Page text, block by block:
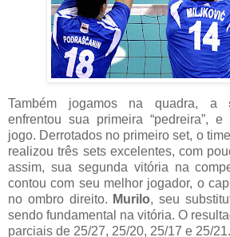
Também jogamos na quadra, a
enfrentou sua primeira “pedreira”,
jogo. Derrotados no primeiro set, o
realizou três sets excelentes, com
assim, sua segunda vitória na
contou com seu melhor jogador, o
no ombro direito. Murilo, seu
sendo fundamental na vitória. O
parciais de 25/27, 25/20, 25/17 e 25/21.